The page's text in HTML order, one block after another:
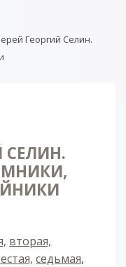
Георгий Селин.
СЕЛИН.
вторая,
седьмая,